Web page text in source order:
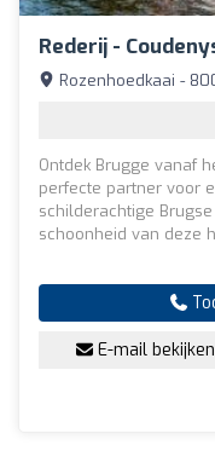
Rederij -
Rozenhoedkaai -
Ontdek Brugge vanaf
perfecte partner voor
schilderachtige
schoonheid van deze
E-mail bekijken